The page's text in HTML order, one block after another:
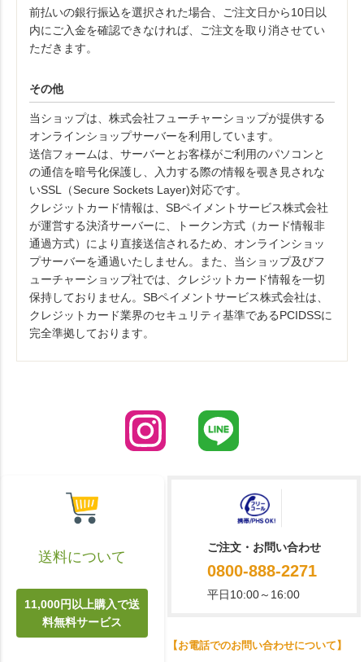
前払いの銀行振込を選択された場合、ご注文日から10日以
内にご入金を確認できなければ、ご注文を取り消させてい
ただきます。
その他
当ショップは、株式会社フューチャーショップが提供する
オンラインショップサーバーを利用しています。
送信フォームは、サーバーとお客様がご利用のパソコンと
の通信を暗号化保護し、入力する際の情報を覗き見されな
いSSL（Secure Sockets Layer)対応です。
クレジットカード情報は、SBペイメントサービス株式会社
が運営する決済サーバーに、トークン方式（カード情報非
通過方式）により直接送信されるため、オンラインショッ
プサーバーを通過いたしません。また、当ショップ及びフ
ューチャーショップ社では、クレジットカード情報を一切
保持しておりません。SBペイメントサービス株式会社は、
クレジットカード業界のセキュリティ基準であるPCIDSSに
完全準拠しております。
送料について
11,000円以上購入で送
料無料サービス
ご注文・お問い合わせ
0800-888-2271
平日10:00～16:00
【お電話でのお問い合わせについて】